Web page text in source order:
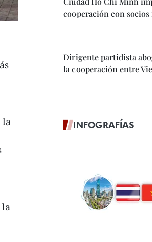
la
cooperación con socios
Dirigente partidista
la cooperación entre
INFOGRAFÍAS